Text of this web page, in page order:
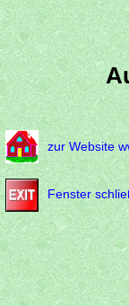
zur Website
Fenster